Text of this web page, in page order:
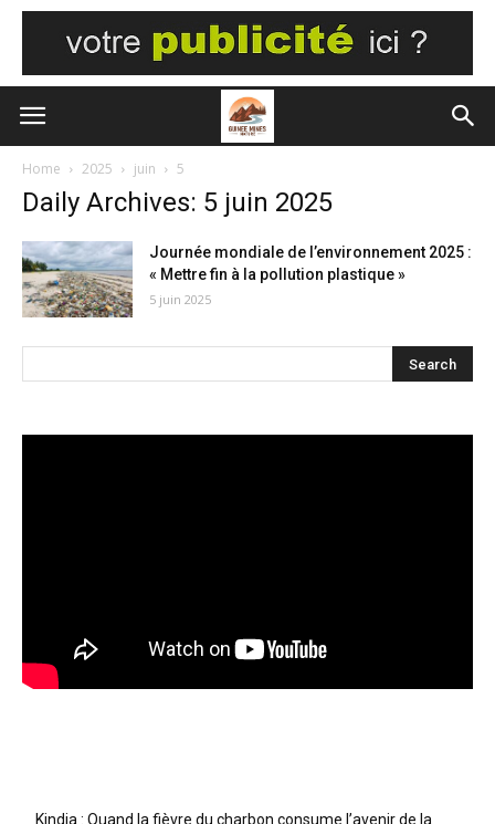
Home 2025 juin 5
Daily Archives: 5 juin 2025
Journée mondiale de l’environnement 2025 :
« Mettre fin à la pollution plastique »
5 juin 2025
Kindia : Quand la fièvre du charbon consume l’avenir de la